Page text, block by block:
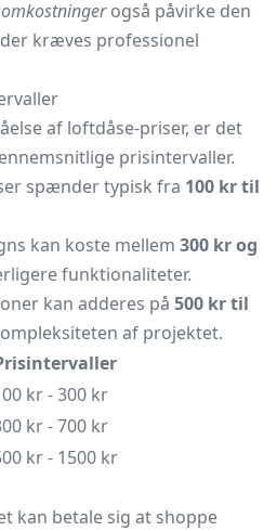
også påvirke den
kræves professionel
af loftdåse-priser, er det
prisintervaller.
spænder typisk fra 100 kr til
kan koste mellem 300 kr og
funktionaliteter.
kan adderes på 500 kr til
af projektet.
kr - 300 kr
kr - 700 kr
kr - 1500 kr
kan betale sig at shoppe